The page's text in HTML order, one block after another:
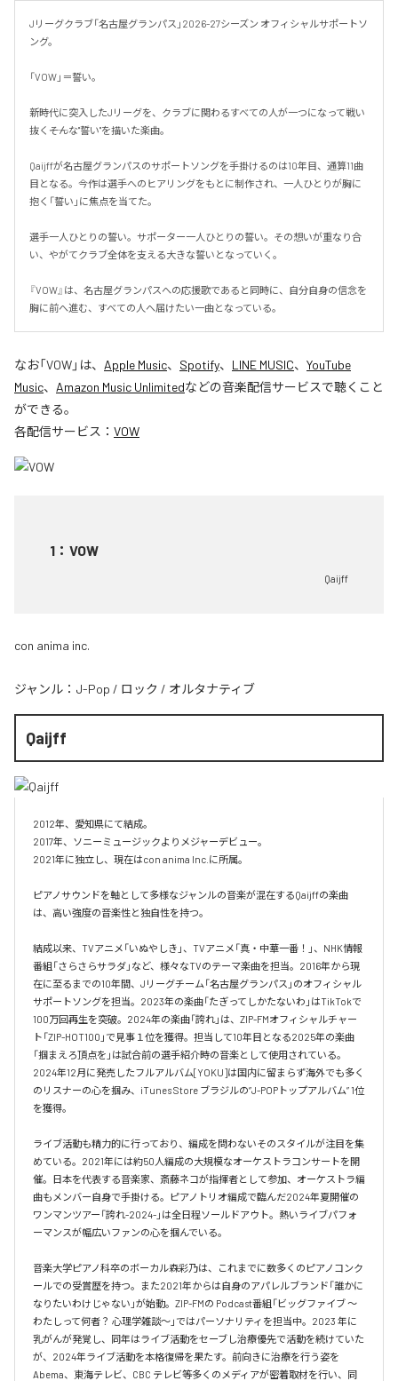
Jリーグクラブ「名古屋グランパス」2026-27シーズン オフィシャルサポートソ
ング。
「VOW」＝誓い。
新時代に突入したJリーグを、クラブに関わるすべての人が一つになって戦い
抜く――そんな"誓い"を描いた楽曲。
Qaijffが名古屋グランパスのサポートソングを手掛けるのは10年目、通算11曲
目となる。今作は選手へのヒアリングをもとに制作され、一人ひとりが胸に
抱く「誓い」に焦点を当てた。
選手一人ひとりの誓い。サポーター一人ひとりの誓い。その想いが重なり合
い、やがてクラブ全体を支える大きな誓いとなっていく。
『VOW』は、名古屋グランパスへの応援歌であると同時に、自分自身の信念を
胸に前へ進む、すべての人へ届けたい一曲となっている。
なお「VOW」は、 Apple Music、 Spotify、 LINE MUSIC、 YouTube
Music、 Amazon Music Unlimitedなどの音楽配信サービスで聴くこと
ができる。
各配信サービス： VOW
1 ： VOW
Qaijff
con anima inc.
ジャンル： J-Pop / ロック / オルタナティブ
Qaijff
2012年、愛知県にて結成。
2017年、ソニーミュージックよりメジャーデビュー。
2021年に独立し、現在はcon anima Inc.に所属。
ピアノサウンドを軸として多様なジャンルの音楽が混在するQaijffの楽曲
は、高い強度の音楽性と独自性を持つ。
結成以来、TVアニメ「いぬやしき」、TVアニメ「真・中華一番！」、NHK情報
番組「さらさらサラダ」など、様々なTVのテーマ楽曲を担当。2016年から現
在に至るまでの10年間、Jリーグチーム「名古屋グランパス」のオフィシャル
サポートソングを担当。2023年の楽曲「たぎってしかたないわ」はTikTokで
100万回再生を突破。2024年の楽曲「誇れ」は、ZIP-FMオフィシャルチャー
ト「ZIP-HOT100」で見事１位を獲得。担当して10年目となる2025年の楽曲
「掴まえろ頂点を」は試合前の選手紹介時の音楽として使用されている。
2024年12月に発売したフルアルバム[YOKU]は国内に留まらず海外でも多く
のリスナーの心を掴み、iTunes Store ブラジルの”J-POPトップアルバム” 1位
を獲得。
ライブ活動も精力的に行っており、編成を問わないそのスタイルが注目を集
めている。2021年には約50人編成の大規模なオーケストラコンサートを開
催。日本を代表する音楽家、斎藤ネコが指揮者として参加、オーケストラ編
曲もメンバー自身で手掛ける。ピアノトリオ編成で臨んだ2024年夏開催の
ワンマンツアー「誇れ-2024-」は全日程ソールドアウト。熱いライブパフォ
ーマンスが幅広いファンの心を掴んでいる。
音楽大学ピアノ科卒のボーカル森彩乃は、これまでに数多くのピアノコンク
ールでの受賞歴を持つ。また2021年からは自身のアパレルブランド「誰かに
なりたいわけじゃない」が始動。ZIP-FMの Podcast番組「ビッグファイブ 〜
わたしって何者？ 心理学雑談〜」ではパーソナリティを担当中。2023 年に
乳がんが発覚し、同年はライブ活動をセーブし治療優先で活動を続けていた
が、2024年ライブ活動を本格復帰を果たす。前向きに治療を行う姿を
Abema、東海テレビ、CBC テレビ等多くのメディアが密着取材を行い、同